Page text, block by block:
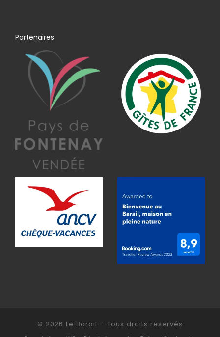
Partenaires
© 2026 Le Barail – Tous droits réservés